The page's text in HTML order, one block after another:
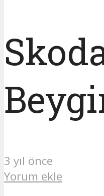
3 yıl önce
Yorum ekle